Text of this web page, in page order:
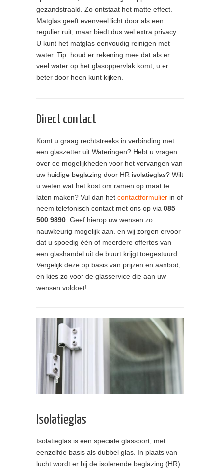
gezandstraald. Zo ontstaat het matte effect.
Matglas geeft evenveel licht door als een
regulier ruit, maar biedt dus wel extra privacy.
U kunt het matglas eenvoudig reinigen met
water. Tip: houd er rekening mee dat als er
veel water op het glasoppervlak komt, u er
beter door heen kunt kijken.
Direct contact
Komt u graag rechtstreeks in verbinding met
een glaszetter uit Wateringen? Hebt u vragen
over de mogelijkheden voor het vervangen van
uw huidige beglazing door HR isolatieglas? Wilt
u weten wat het kost om ramen op maat te
laten maken? Vul dan het contactformulier in of
neem telefonisch contact met ons op via 085
500 9890. Geef hierop uw wensen zo
nauwkeurig mogelijk aan, en wij zorgen ervoor
dat u spoedig één of meerdere offertes van
een glashandel uit de buurt krijgt toegestuurd.
Vergelijk deze op basis van prijzen en aanbod,
en kies zo voor de glasservice die aan uw
wensen voldoet!
Isolatieglas
Isolatieglas is een speciale glassoort, met
eenzelfde basis als dubbel glas. In plaats van
lucht wordt er bij de isolerende beglazing (HR)